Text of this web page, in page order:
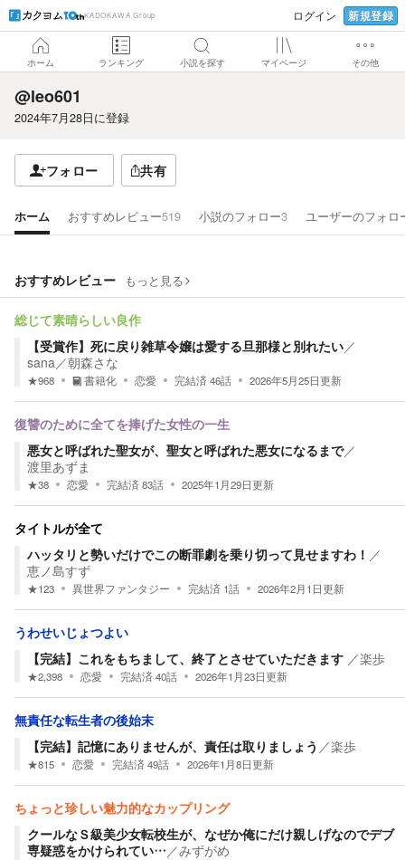
KADOKAWA Group ログイン 新規登録
ホーム ランキング 小説を探す マイページ その他
@leo601
2024年7月28日に登録
フォロー 共有
ホーム おすすめレビュー519 小説のフォロー3 ユーザーのフォロ
おすすめレビュー もっと見る
総じて素晴らしい良作
【受賞作】死に戻り雑草令嬢は愛する旦那様と別れたい／
sana／朝森さな
★968 書籍化 恋愛 完結済 46話 2026年5月25日更新
復讐のために全てを捧げた女性の一生
悪女と呼ばれた聖女が、聖女と呼ばれた悪女になるまで／
渡里あずま
★38 恋愛 完結済83話 2025年1月29日更新
タイトルが全て
ハッタリと勢いだけでこの断罪劇を乗り切って見せますわ！ ／
恵ノ島すず
★123 異世界ファンタジー 完結済 1話 2026年2月1日更新
うわせいじょつよい
【完結】これをもちまして、終了とさせていただきます ／楽歩
★2,398 恋愛 完結済40話 2026年1月23日更新
無責任な転生者の後始末
【完結】記憶にありませんが、責任は取りましょう ／楽歩
★815 恋愛 完結済49話 2026年1月8日更新
ちょっと珍しい魅力的なカップリング
クールなＳ級美少女転校生が、なぜか俺にだけ親しげなのでデブ
専疑惑をかけられてい…／みずがめ